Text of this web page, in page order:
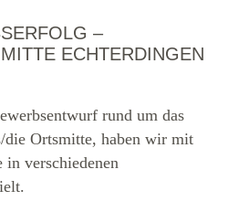
–
ECHTERDINGEN
rund um das
die Ortsmitte, haben wir mit
verschiedenen